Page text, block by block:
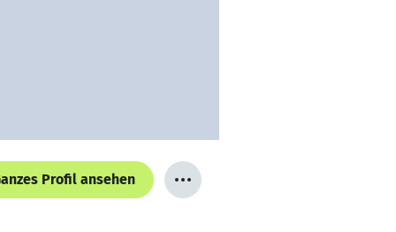
Profil ansehen